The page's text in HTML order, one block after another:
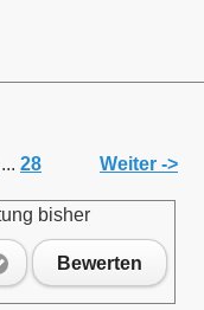
... 28 Weiter ->
bisher
Bewerten